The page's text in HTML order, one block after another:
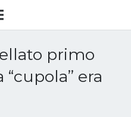
primo
era